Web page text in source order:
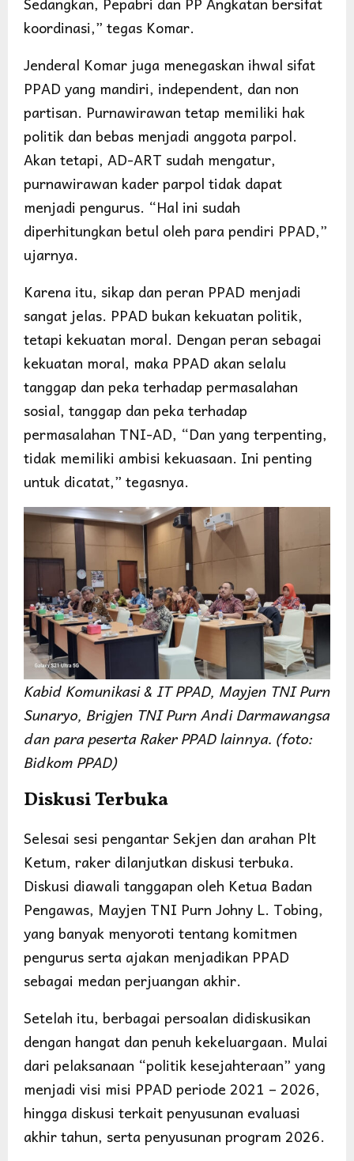
koordinasi,” tegas Komar.
Jenderal Komar juga menegaskan ihwal sifat
PPAD yang mandiri, independent, dan non
partisan. Purnawirawan tetap memiliki hak
politik dan bebas menjadi anggota parpol.
Akan tetapi, AD-ART sudah mengatur,
purnawirawan kader parpol tidak dapat
menjadi pengurus. “Hal ini sudah
diperhitungkan betul oleh para pendiri PPAD,”
ujarnya.
Karena itu, sikap dan peran PPAD menjadi
sangat jelas. PPAD bukan kekuatan politik,
tetapi kekuatan moral. Dengan peran sebagai
kekuatan moral, maka PPAD akan selalu
tanggap dan peka terhadap permasalahan
sosial, tanggap dan peka terhadap
permasalahan TNI-AD, “Dan yang terpenting,
tidak memiliki ambisi kekuasaan. Ini penting
untuk dicatat,” tegasnya.
Kabid Komunikasi & IT PPAD, Mayjen TNI Purn
Sunaryo, Brigjen TNI Purn Andi Darmawangsa
dan para peserta Raker PPAD lainnya. (foto:
Bidkom PPAD)
Diskusi Terbuka
Selesai sesi pengantar Sekjen dan arahan Plt
Ketum, raker dilanjutkan diskusi terbuka.
Diskusi diawali tanggapan oleh Ketua Badan
Pengawas, Mayjen TNI Purn Johny L. Tobing,
yang banyak menyoroti tentang komitmen
pengurus serta ajakan menjadikan PPAD
sebagai medan perjuangan akhir.
Setelah itu, berbagai persoalan didiskusikan
dengan hangat dan penuh kekeluargaan. Mulai
dari pelaksanaan “politik kesejahteraan” yang
menjadi visi misi PPAD periode 2021 – 2026,
hingga diskusi terkait penyusunan evaluasi
akhir tahun, serta penyusunan program 2026.